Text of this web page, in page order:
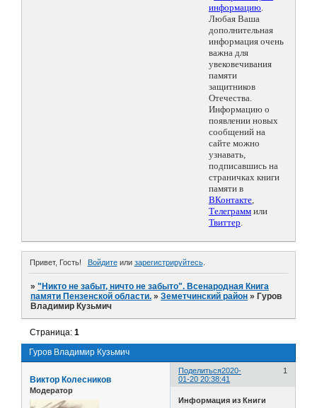
информацию.
Любая Ваша
дополнительная
информация очень
важна для
увековечивания
памяти
защитников
Отечества.
Информацию о
появлении новых
сообщений на
сайте можно
узнавать,
подписавшись на
страничках книги
памяти в
ВКонтакте,
Телеграмм или
Твиттер.
Привет, Гость! Войдитеили зарегистрируйтесь.
»"Никто не забыт, ничто не забыто". Всенародная Книга
памяти Пензенской области. »Земетчинский район » Гуров
Владимир Кузьмич
Гуров Владимир Кузьмич
Страница:1
Поделиться 1
2020-
01-20 20:38:41
Виктор Колесников
Модератор
Информация из Книги